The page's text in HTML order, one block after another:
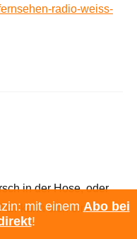
radio-weiss-
in der Hose, oder
Er kann sich eine
mit einem Abo bei
!